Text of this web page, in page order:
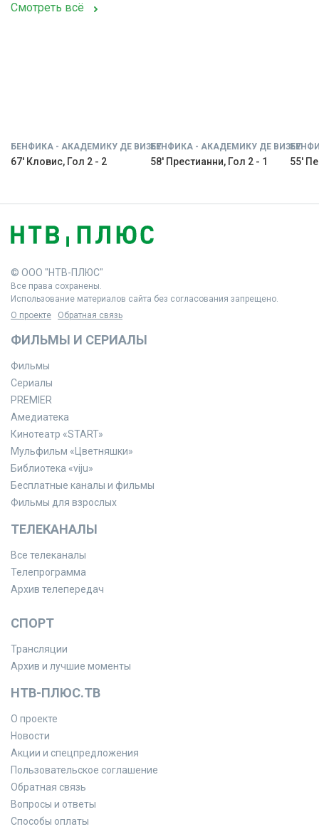
Смотреть всё
БЕНФИКА - АКАДЕМИКУ ДЕ ВИЗЕУ
67' Кловис, Гол 2 - 2
БЕНФИКА - АКАДЕМИКУ ДЕ ВИЗЕУ
58' Престианни, Гол 2 - 1 55'
© ООО "НТВ-ПЛЮС"
Все права сохранены.
Использование материалов сайта без согласования запрещено.
О проекте
Обратная связь
ФИЛЬМЫ И СЕРИАЛЫ
Фильмы
Сериалы
PREMIER
Амедиатека
Кинотеатр «START»
Мульфильм «Цветняшки»
Библиотека «viju»
Бесплатные каналы и фильмы
Фильмы для взрослых
ТЕЛЕКАНАЛЫ
Все телеканалы
Телепрограмма
Архив телепередач
СПОРТ
Трансляции
Архив и лучшие моменты
НТВ-ПЛЮС.ТВ
О проекте
Новости
Акции и спецпредложения
Пользовательское соглашение
Обратная связь
Вопросы и ответы
Способы оплаты